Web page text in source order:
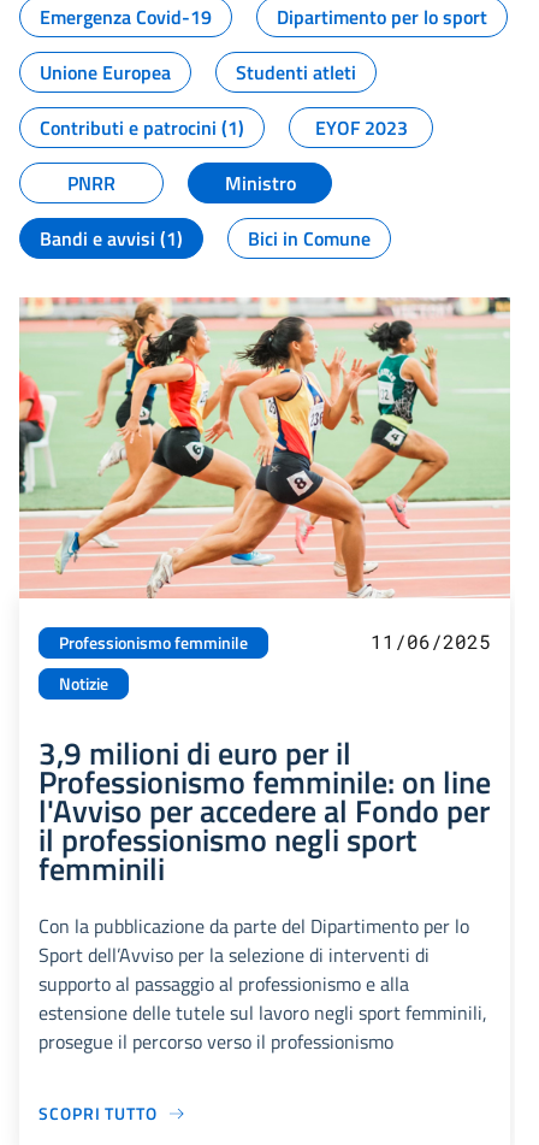
Emergenza Covid-19
Dipartimento per lo sport
Unione Europea
Studenti atleti
Contributi e patrocini (1)
EYOF 2023
PNRR
Ministro
Bandi e avvisi (1)
Bici in Comune
Professionismo femminile
Notizie
11/06/2025
3,9 milioni di euro per il
Professionismo femminile: on line
l'Avviso per accedere al Fondo per
il professionismo negli sport
femminili
Con la pubblicazione da parte del Dipartimento per lo
Sport dell’Avviso per la selezione di interventi di
supporto al passaggio al professionismo e alla
estensione delle tutele sul lavoro negli sport femminili,
prosegue il percorso verso il professionismo
SCOPRI TUTTO